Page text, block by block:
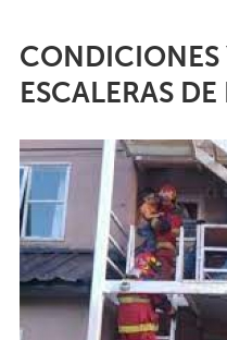
CONDICIONES
ESCALERAS